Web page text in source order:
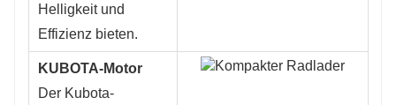
Helligkeit und
Effizienz bieten.
KUBOTA-Motor
Der Kubota-